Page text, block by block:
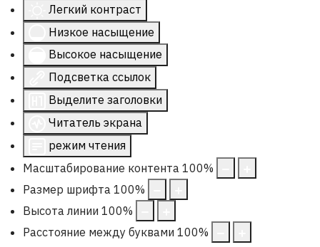
Легкий контраст
Низкое насыщение
Высокое насыщение
Подсветка ссылок
Выделите заголовки
Читатель экрана
режим чтения
Масштабирование контента 100%
Размер шрифта 100%
Высота линии 100%
Расстояние между буквами 100%